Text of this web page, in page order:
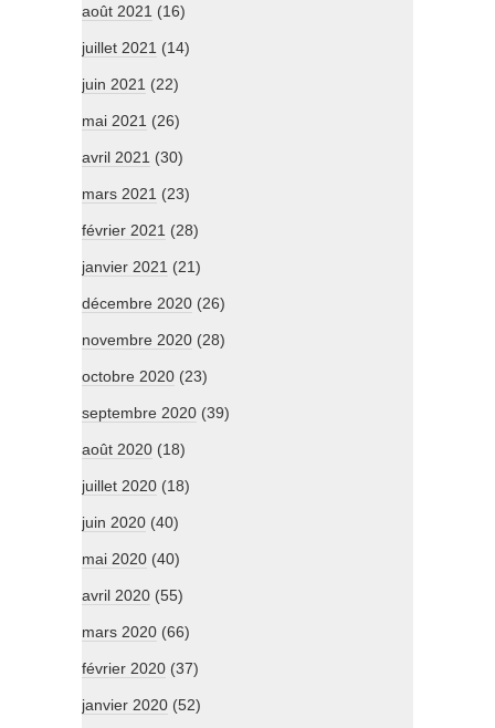
août 2021 (16)
juillet 2021 (14)
juin 2021 (22)
mai 2021 (26)
avril 2021 (30)
mars 2021 (23)
février 2021 (28)
janvier 2021 (21)
décembre 2020 (26)
novembre 2020 (28)
octobre 2020 (23)
septembre 2020 (39)
août 2020 (18)
juillet 2020 (18)
juin 2020 (40)
mai 2020 (40)
avril 2020 (55)
mars 2020 (66)
février 2020 (37)
janvier 2020 (52)